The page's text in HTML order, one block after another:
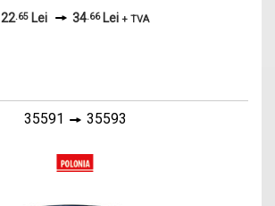
22.65 Lei 34.66Lei + TVA
35591 35593